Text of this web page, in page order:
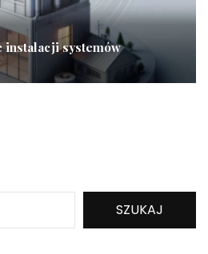
instalacji systemów
SZUKAJ